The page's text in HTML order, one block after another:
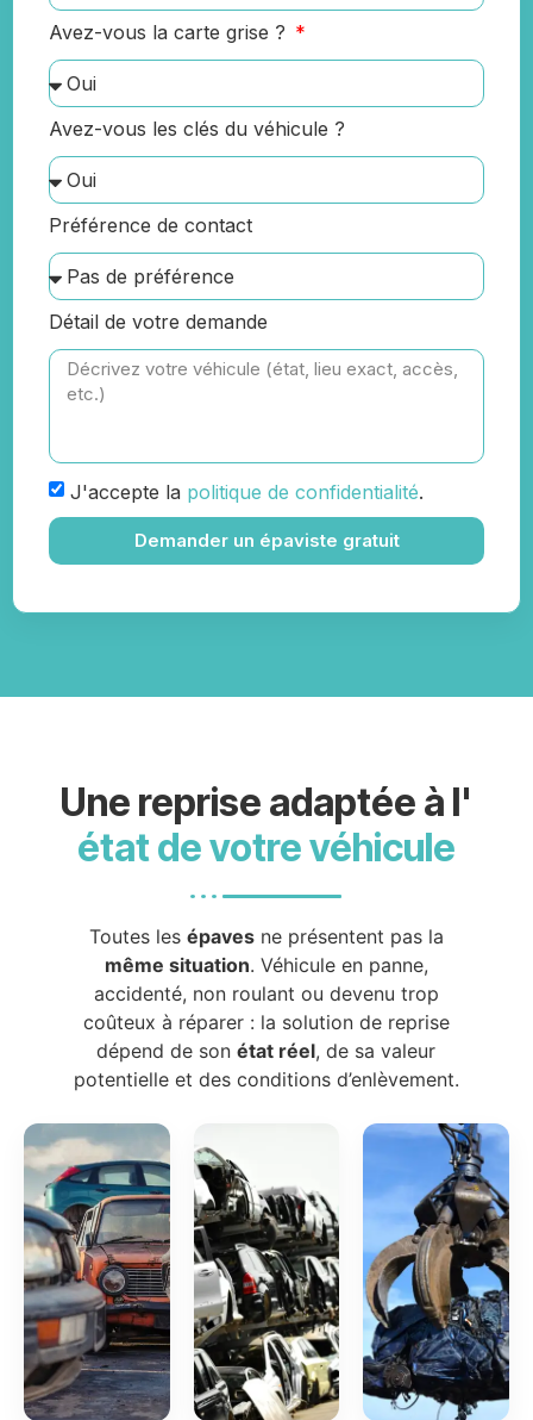
Avez-vous la carte grise ?
Avez-vous les clés du véhicule ?
Préférence de contact
Détail de votre demande
J'accepte la politique de confidentialité.
Demander un épaviste gratuit
Une reprise adaptée à l'
état de votre véhicule
Toutes les épavesne présentent pas la
même situation. Véhicule en panne,
accidenté, non roulant ou devenu trop
coûteux à réparer : la solution de reprise
dépend de sonétat réel, de sa valeur
potentielle et des conditions d’enlèvement.